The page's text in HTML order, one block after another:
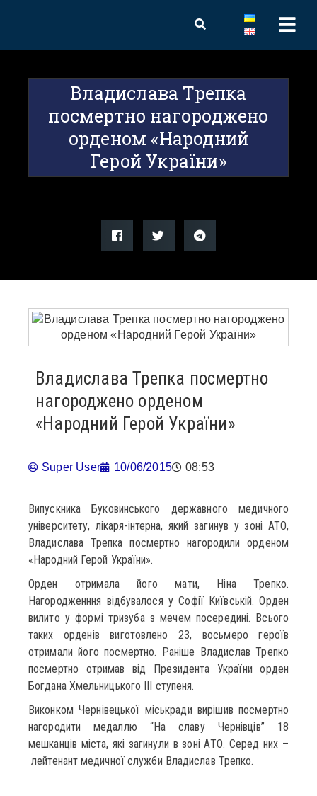
Владислава Трепка
посмертно нагороджено
орденом «Народний
Герой України»
Владислава Трепка посмертно
нагороджено орденом
«Народний Герой України»
Super User 10/06/2015 08:53
Випускника Буковинського державного медичного
університету, лікаря-інтерна, який загинув у зоні АТО,
Владислава Трепка посмертно нагородили орденом
«Народний Герой України».
Орден отримала його мати, Ніна Трепко.
Нагородженння відбувалося у Софії Київській. Орден
вилито у формі тризуба з мечем посередині. Всього
таких орденів виготовлено 23, восьмеро героїв
отримали його посмертно. Раніше Владислав Трепко
посмертно отримав від Президента України орден
Богдана Хмельницького ІІІ ступеня.
Виконком Чернівецької міськради вирішив посмертно
нагородити медаллю “На славу Чернівців” 18
мешканців міста, які загинули в зоні АТО. Серед них –
лейтенант медичної служби Владислав Трепко.